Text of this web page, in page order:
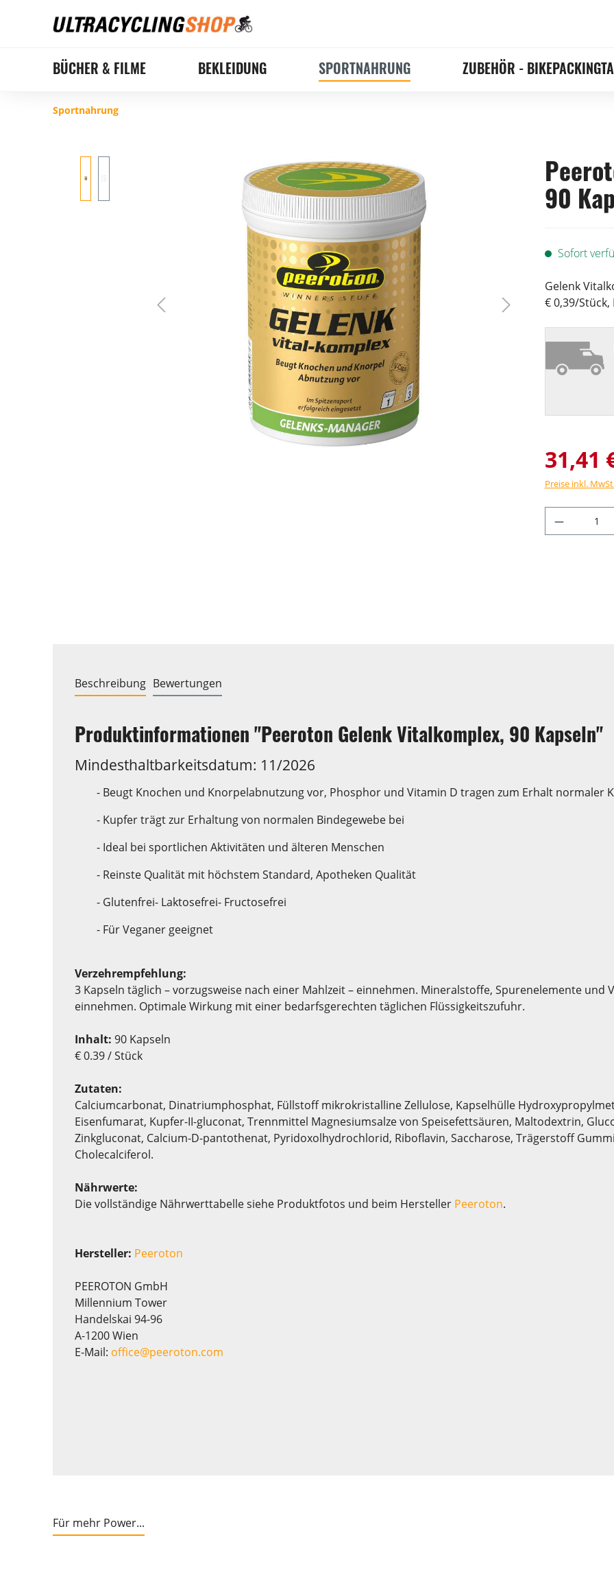
BÜCHER & FILME BEKLEIDUNG SPORTNAHRUNG ZUBEHÖR -
Sportnahrung
90
Sofort
Gelenk
€ 0,39/
31,41
Preise inkl.
Beschreibung Bewertungen
Produktinformationen "Peeroton Gelenk Vitalkomplex, 90 Kapseln"
Mindesthaltbarkeitsdatum: 11/2026
- Beugt Knochen und Knorpelabnutzung vor, Phosphor und Vitamin D tragen zum Erhalt normaler
- Kupfer trägt zur Erhaltung von normalen Bindegewebe bei
- Ideal bei sportlichen Aktivitäten und älteren Menschen
- Reinste Qualität mit höchstem Standard, Apotheken Qualität
- Glutenfrei- Laktosefrei- Fructosefrei
- Für Veganer geeignet
Verzehrempfehlung:
3 Kapseln täglich – vorzugsweise nach einer Mahlzeit – einnehmen. Mineralstoffe, Spurenelemente und
einnehmen. Optimale Wirkung mit einer bedarfsgerechten täglichen Flüssigkeitszufuhr.
Inhalt: 90 Kapseln
€ 0.39 / Stück
Zutaten:
Calciumcarbonat, Dinatriumphosphat, Füllstoff mikrokristalline Zellulose, Kapselhülle
Eisenfumarat, Kupfer-II-gluconat, Trennmittel Magnesiumsalze von Speisefettsäuren, Maltodextrin,
Zinkgluconat, Calcium-D-pantothenat, Pyridoxolhydrochlorid, Riboflavin, Saccharose, Trägerstoff
Cholecalciferol.
Nährwerte:
Die vollständige Nährwerttabelle siehe Produktfotos und beim Hersteller Peeroton.
Hersteller: Peeroton
PEEROTON GmbH
Millennium Tower
Handelskai 94-96
A-1200 Wien
E-Mail: office@peeroton.com
Für mehr Power...